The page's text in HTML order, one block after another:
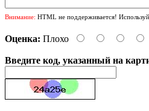
Внимание: HTML не поддерживается!
Оценка: Плохо
Введите код, указанный на